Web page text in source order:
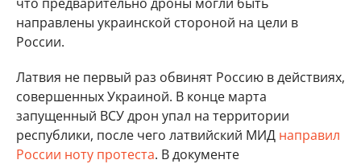
направлены украинской стороной на цели в
России.
Латвия не первый раз обвинят Россию в действиях,
совершенных Украиной. В конце марта
запущенный ВСУ дрон упал на территории
республики, после чего латвийский МИД направил
России ноту протеста. В документе